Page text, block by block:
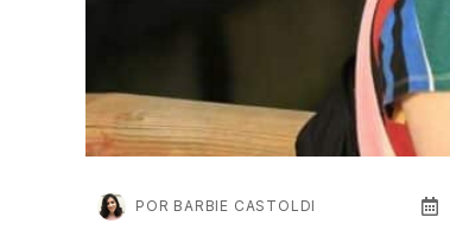
POR BARBIE CASTOLDI